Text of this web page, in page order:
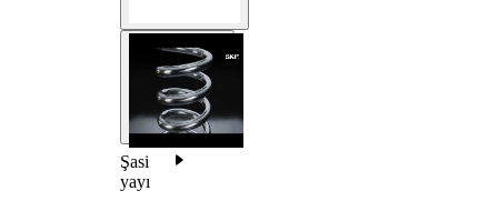
Şasi
yayı